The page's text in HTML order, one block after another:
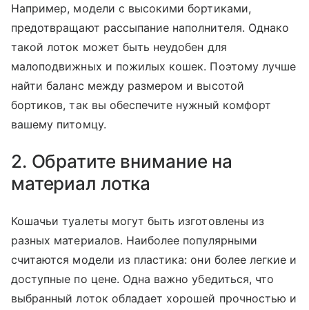
Например, модели с высокими бортиками,
предотвращают рассыпание наполнителя. Однако
такой лоток может быть неудобен для
малоподвижных и пожилых кошек. Поэтому лучше
найти баланс между размером и высотой
бортиков, так вы обеспечите нужный комфорт
вашему питомцу.
2. Обратите внимание на
материал лотка
Кошачьи туалеты могут быть изготовлены из
разных материалов. Наиболее популярными
считаются модели из пластика: они более легкие и
доступные по цене. Одна важно убедиться, что
выбранный лоток обладает хорошей прочностью и